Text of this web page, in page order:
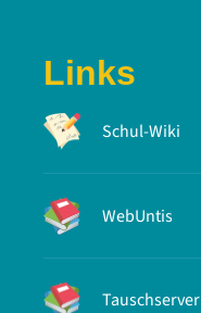
Links
Schul-Wiki
WebUntis
Tauschserver